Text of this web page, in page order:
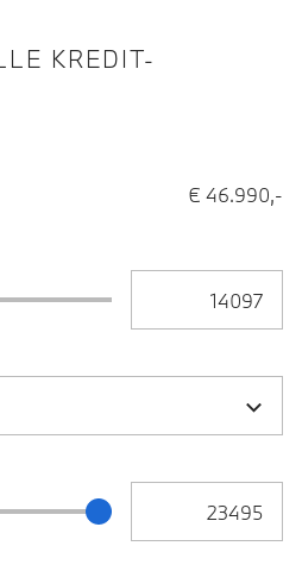
KREDIT-
€ 46.990,-